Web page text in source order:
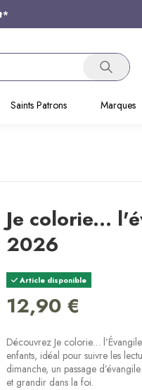
!
Saints Patrons Marques
Je colorie...
2026
Article disponible
12,90 €
Découvrez Je colorie…
enfants, idéal pour suivre les
dimanche, un passage
et grandir dans la foi.